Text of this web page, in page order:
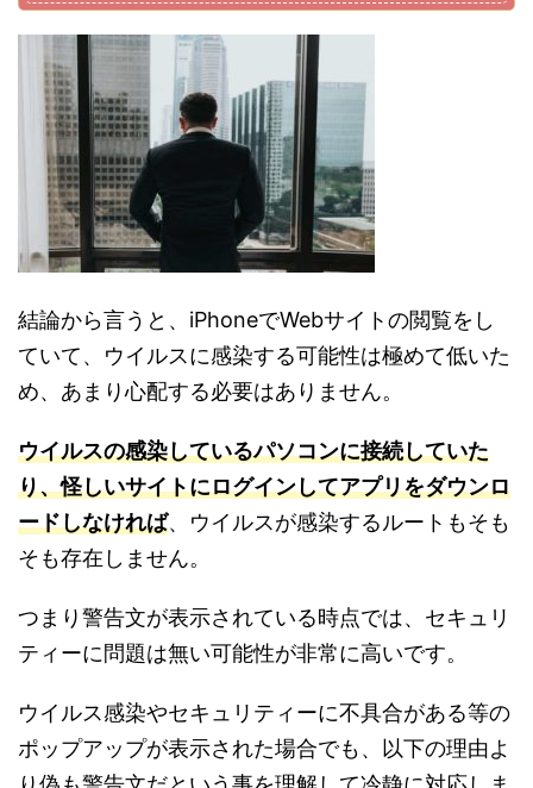
結論から言うと、iPhoneでWebサイトの閲覧をし
ていて、ウイルスに感染する可能性は極めて低いた
め、あまり心配する必要はありません。
ウイルスの感染しているパソコンに接続していた
り、怪しいサイトにログインしてアプリをダウンロ
ードしなければ、ウイルスが感染するルートもそも
そも存在しません。
つまり警告文が表示されている時点では、セキュリ
ティーに問題は無い可能性が非常に高いです。
ウイルス感染やセキュリティーに不具合がある等の
ポップアップが表示された場合でも、以下の理由よ